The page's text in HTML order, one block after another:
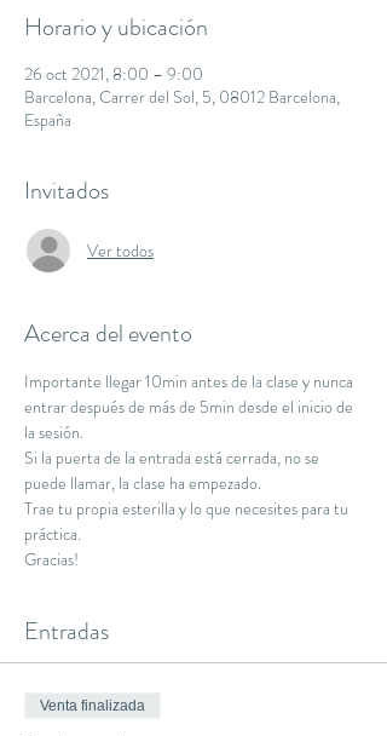
Horario y ubicación
26 oct 2021, 8:00 – 9:00
Barcelona, Carrer del Sol, 5, 08012 Barcelona,
España
Invitados
Ver todos
Acerca del evento
Importante llegar 10min antes de la clase y nunca
entrar después de más de 5min desde el inicio de
la sesión.
Si la puerta de la entrada está cerrada, no se
puede llamar, la clase ha empezado.
Trae tu propia esterilla y lo que necesites para tu
práctica.
Gracias!
Entradas
Venta finalizada